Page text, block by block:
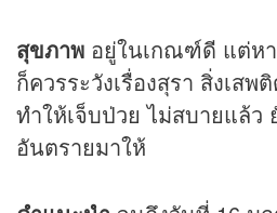
สุขภาพ อยู่ในเกณฑ์ดี แต่หา
ก็ควรระวังเรื่องสุรา สิ่งเส
ทำให้เจ็บป่วย ไม่สบายแล้ว
อันตรายมาให้